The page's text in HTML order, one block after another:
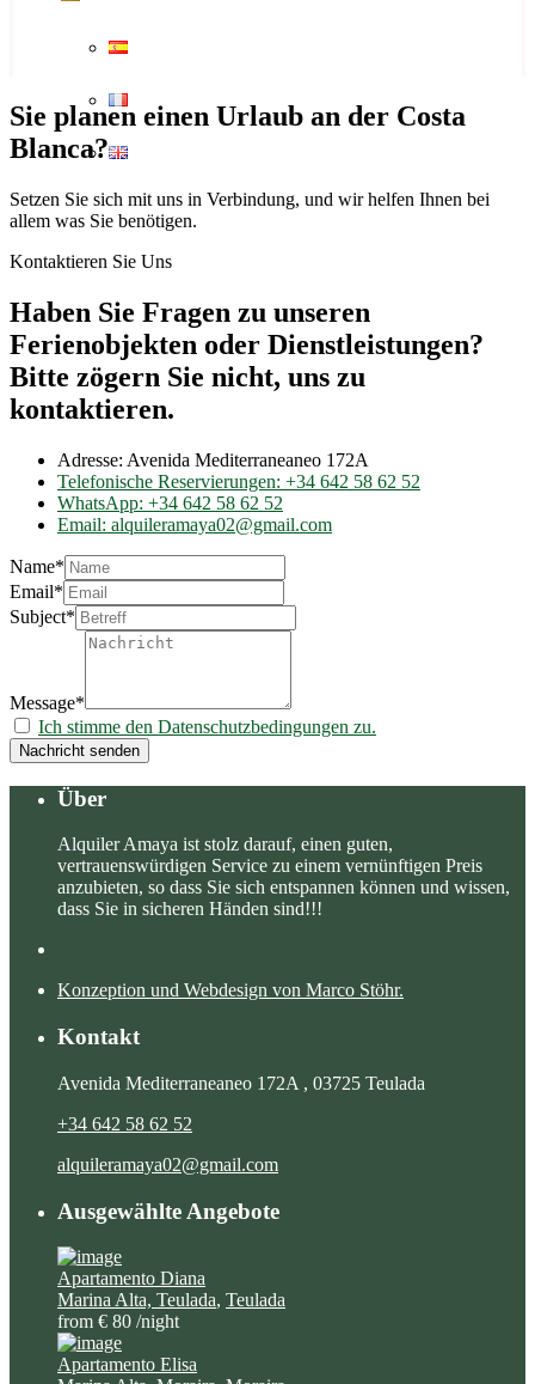
Sie planen einen Urlaub an der Costa
Blanca?
Setzen Sie sich mit uns in Verbindung, und wir helfen Ihnen bei
allem was Sie benötigen.
Kontaktieren Sie Uns
Haben Sie Fragen zu unseren
Ferienobjekten oder Dienstleistungen?
Bitte zögern Sie nicht, uns zu
kontaktieren.
Adresse: Avenida Mediterraneaneo 172A
Telefonische Reservierungen: +34 642 58 62 52
WhatsApp: +34 642 58 62 52
Email: alquileramaya02@gmail.com
Name*
Email*
Subject*
Message*
Ich stimme den Datenschutzbedingungen zu.
Nachricht senden
Über
Alquiler Amaya ist stolz darauf, einen guten,
vertrauenswürdigen Service zu einem vernünftigen Preis
anzubieten, so dass Sie sich entspannen können und wissen,
dass Sie in sicheren Händen sind!!!
Konzeption und Webdesign von Marco Stöhr.
Kontakt
Avenida Mediterraneaneo 172A , 03725 Teulada
+34 642 58 62 52
alquileramaya02@gmail.com
Ausgewählte Angebote
Apartamento Diana
Marina Alta, Teulada, Teulada
from € 80 /night
Apartamento Elisa